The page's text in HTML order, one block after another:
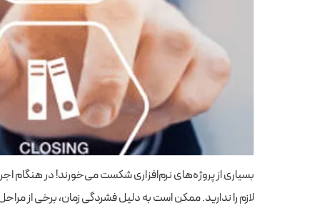
بسیاری از پروژه‌های نرم‌افزاری شکست می‌خورند! در هنگام
لازم را ندارید. ممکن است به دلیل فشردگی زمان، برخی از